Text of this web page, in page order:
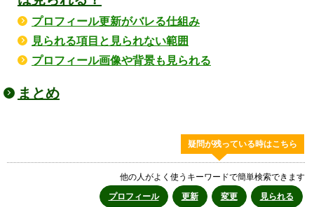
プロフィール更新がバレる仕組み
見られる項目と見られない範囲
プロフィール画像や背景も見られる
まとめ
疑問が残っている時はこちら
他の人がよく使うキーワードで簡単検索できます
プロフィール
更新 変更 見られる